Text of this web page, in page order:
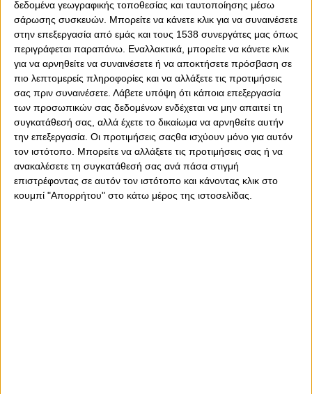
δεδομένα γεωγραφικής τοποθεσίας και ταυτοποίησης μέσω
σάρωσης συσκευών. Μπορείτε να κάνετε κλικ για να συναινέσετε
στην επεξεργασία από εμάς και τους 1538 συνεργάτες μας όπως
περιγράφεται παραπάνω. Εναλλακτικά, μπορείτε να κάνετε κλικ
για να αρνηθείτε να συναινέσετε ή να αποκτήσετε πρόσβαση σε
πιο λεπτομερείς πληροφορίες και να αλλάξετε τις προτιμήσεις
σας πριν συναινέσετε. Λάβετε υπόψη ότι κάποια επεξεργασία
των προσωπικών σας δεδομένων ενδέχεται να μην απαιτεί τη
συγκατάθεσή σας, αλλά έχετε το δικαίωμα να αρνηθείτε αυτήν
την επεξεργασία. Οι προτιμήσεις σαςθα ισχύουν μόνο για αυτόν
τον ιστότοπο. Μπορείτε να αλλάξετε τις προτιμήσεις σας ή να
ανακαλέσετε τη συγκατάθεσή σας ανά πάσα στιγμή
επιστρέφοντας σε αυτόν τον ιστότοπο και κάνοντας κλικ στο
κουμπί "Απορρήτου" στο κάτω μέρος της ιστοσελίδας.
0 0
Συναγερμός στο «ερυθρόλευκο» στρατόπεδο ενόψει της
συνέχειας! Στην αναμέτρηση του Ολυμπιακού με την
Μπαρτσελόνα στο ΣΕΦ για την 25η αγωνιστική της
Euroleague, με τον Τάϊλερ Ντόρσει.
Ο Ντόρσεϊ έδειχνε πονάει, μάλλον γύρισε το πόδι του
στην προσγείωση μετά από το τελευταίο σουτ της
περιόδου. Πήγε κουτσαίνοντας στον πάγκο του
Ολυμπιακού, μια κατάσταση που αναμένονται νεότερα
από τους Πειραιώτες.